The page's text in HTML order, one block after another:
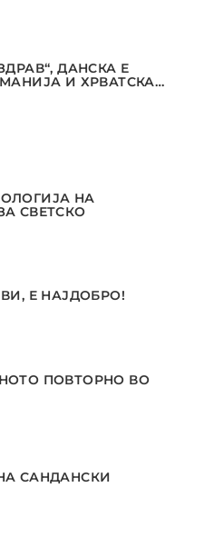
ДАНСКА Е
И ХРВАТСКА
НА
СВЕТСКО
Е НАЈДОБРО!
ПОВТОРНО ВО
САНДАНСКИ